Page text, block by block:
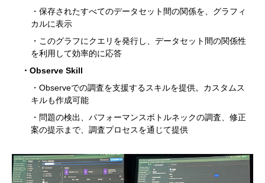
・保存されたすべてのデータセット間の関係を、グラフィ
カルに表示
・このグラフにクエリを発行し、データセット間の関係性
を利用して効率的に応答
・Observe Skill
・Observeでの調査を支援するスキルを提供。カスタムス
キルも作成可能
・問題の検出、パフォーマンスボトルネックの調査、修正
案の提示まで、調査プロセスを通じて提供